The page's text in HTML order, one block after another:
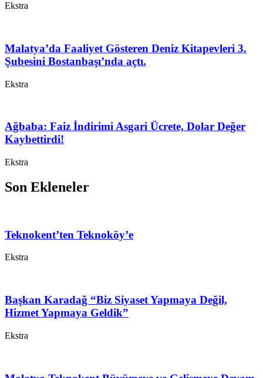
Ekstra
Malatya’da Faaliyet Gösteren Deniz Kitapevleri 3.
Şubesini Bostanbaşı’nda açtı.
Ekstra
Ağbaba: Faiz İndirimi Asgari Ücrete, Dolar Değer
Kaybettirdi!
Ekstra
Son Ekleneler
Teknokent’ten Teknoköy’e
Ekstra
Başkan Karadağ “Biz Siyaset Yapmaya Değil,
Hizmet Yapmaya Geldik”
Ekstra